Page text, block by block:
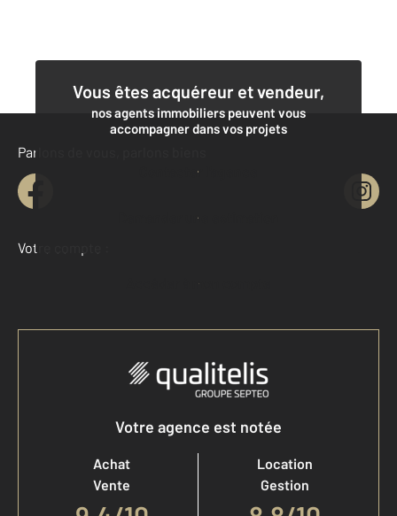
Vous êtes acquéreur et vendeur,
nos agents immobiliers peuvent vous
accompagner dans vos projets
Contacter l'agence
Demander une estimation
Parlons de vous, parlons biens
Votre compte :
Accéder à mon compte
Votre agence est notée
Achat
Vente
Location
Gestion